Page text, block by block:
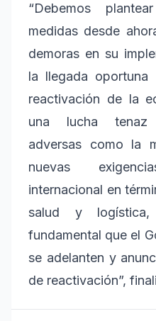
“Debemos
medidas desde
demoras en su
la llegada
reactivación de la
una lucha tenaz
adversas como la
nuevas
internacional en
salud y
fundamental que el
se adelanten y
de reactivación”,